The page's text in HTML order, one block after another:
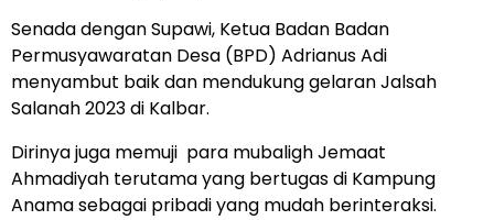
Senada dengan Supawi, Ketua Badan Badan
Permusyawaratan Desa (BPD) Adrianus Adi
menyambut baik dan mendukung gelaran Jalsah
Salanah 2023 di Kalbar.
Dirinya juga memuji para mubaligh Jemaat
Ahmadiyah terutama yang bertugas di Kampung
Anama sebagai pribadi yang mudah berinteraksi.